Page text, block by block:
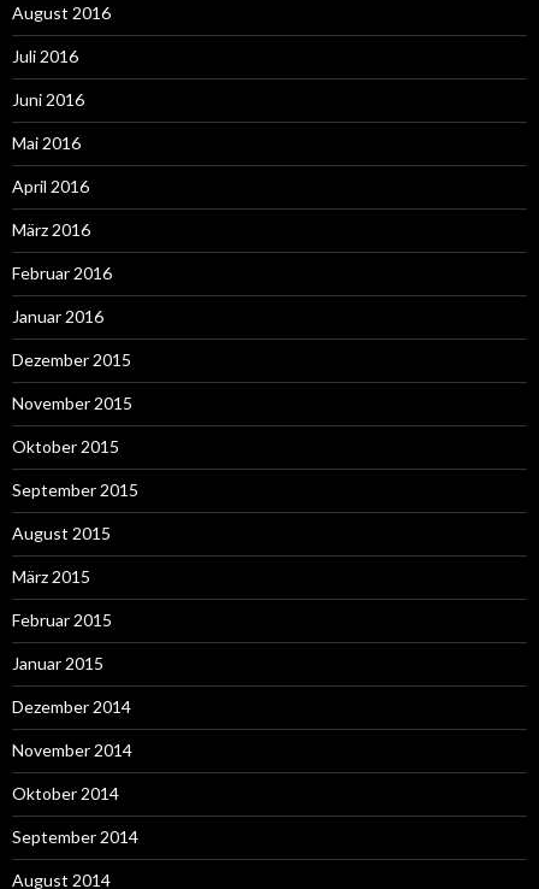
August 2016
Juli 2016
Juni 2016
Mai 2016
April 2016
März 2016
Februar 2016
Januar 2016
Dezember 2015
November 2015
Oktober 2015
September 2015
August 2015
März 2015
Februar 2015
Januar 2015
Dezember 2014
November 2014
Oktober 2014
September 2014
August 2014